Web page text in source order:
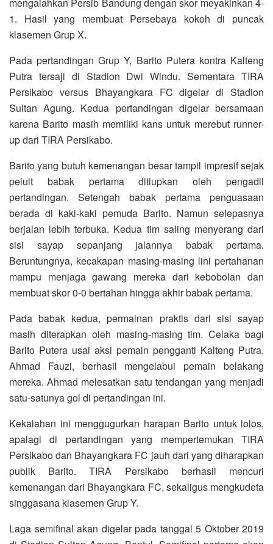
mengalahkan Persib Bandung dengan skor meyakinkan 4-
1. Hasil yang membuat Persebaya kokoh di puncak
klasemen Grup X.
Pada pertandingan Grup Y, Barito Putera kontra Kalteng
Putra tersaji di Stadion Dwi Windu. Sementara TIRA
Persikabo versus Bhayangkara FC digelar di Stadion
Sultan Agung. Kedua pertandingan digelar bersamaan
karena Barito masih memiliki kans untuk merebut runner-
up dari TIRA Persikabo.
Barito yang butuh kemenangan besar tampil impresif sejak
peluit babak pertama ditiupkan oleh pengadil
pertandingan. Setengah babak pertama penguasaan
berada di kaki-kaki pemuda Barito. Namun selepasnya
berjalan lebih terbuka. Kedua tim saling menyerang dari
sisi sayap sepanjang jalannya babak pertama.
Beruntungnya, kecakapan masing-masing lini pertahanan
mampu menjaga gawang mereka dari kebobolan dan
membuat skor 0-0 bertahan hingga akhir babak pertama.
Pada babak kedua, permainan praktis dari sisi sayap
masih diterapkan oleh masing-masing tim. Celaka bagi
Barito Putera usai aksi pemain pengganti Kalteng Putra,
Ahmad Fauzi, berhasil mengelabui pemain belakang
mereka. Ahmad melesatkan satu tendangan yang menjadi
satu-satunya gol di pertandingan ini.
Kekalahan ini menggugurkan harapan Barito untuk lolos,
apalagi di pertandingan yang mempertemukan TIRA
Persikabo dan Bhayangkara FC jauh dari yang diharapkan
publik Barito. TIRA Persikabo berhasil mencuri
kemenangan dari Bhayangkara FC, sekaligus mengkudeta
singgasana klasemen Grup Y.
Laga semifinal akan digelar pada tanggal 5 Oktober 2019